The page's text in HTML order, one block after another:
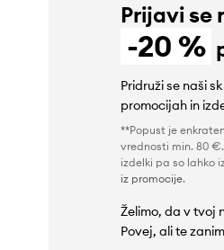
Prijavi se
-20 %
Pridruži se naši
promocijah in
**Popust je
vrednosti min. 80
izdelki pa so lahko
iz promocije.
Želimo, da v tvoj
Povej, ali te